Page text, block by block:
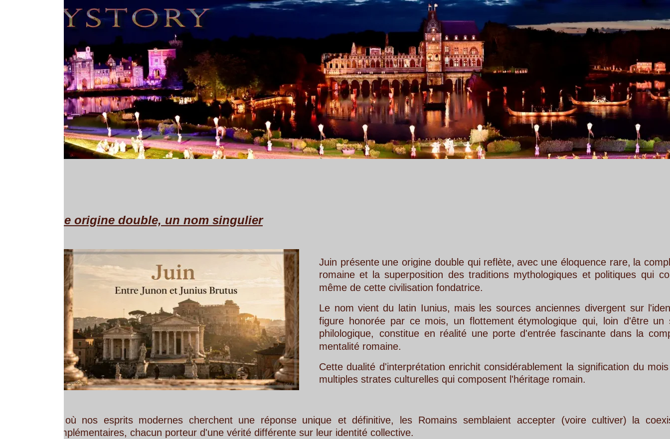
origine double, un nom singulier
présente une origine double qui reflète, avec une éloquence rare, la complexité de
romaine
et superposition des traditions mythologiques et politiques qui composent le
même de cette civilisation fondatrice.
nom vient du latin Iunius, mais les sources anciennes divergent sur l'identité exacte de
figure honorée par ce mois, un flottement étymologique qui, loin d'être un simple
philologique,
constitue en réalité une porte d'entrée fascinante dans la compréhension de
mentalité romaine.
Cette dualité d'interprétation enrichit considérablement la signification du mois et témoigne
multiples strates culturelles qui composent l'héritage romain.
esprits modernes cherchent une réponse unique et définitive, les Romains semblaient accepter (voire cultiver) la coexistence de
chacun porteur d'une vérité différente sur leur identité collective.